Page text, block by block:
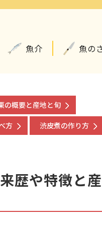
魚介 魚の
の概要と産地と旬
方 渋皮煮の作り方
歴や特徴と